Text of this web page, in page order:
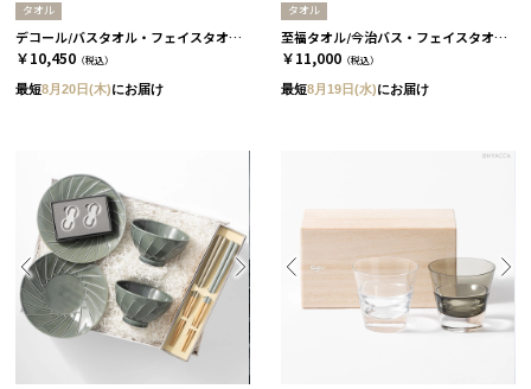
タオル
デコール/バスタオル・フェイスタオル・ミニタオル 4枚セット/2種類［フランジュール］ ブルーニュイ&グリーアシェ
￥10,450 （税込）
最短8月20日(木)にお届け
タオル
至福タオル/今治バス・フェイスタオル 4枚セット
￥11,000 （税込）
最短8月19日(水)にお届け